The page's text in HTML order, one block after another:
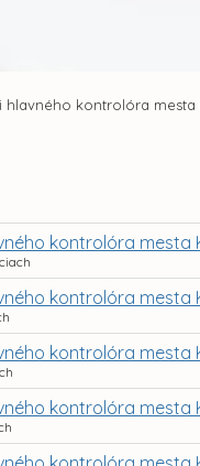
hlavného kontrolóra mesta
kontrolóra mesta
kontrolóra mesta
kontrolóra mesta
kontrolóra mesta